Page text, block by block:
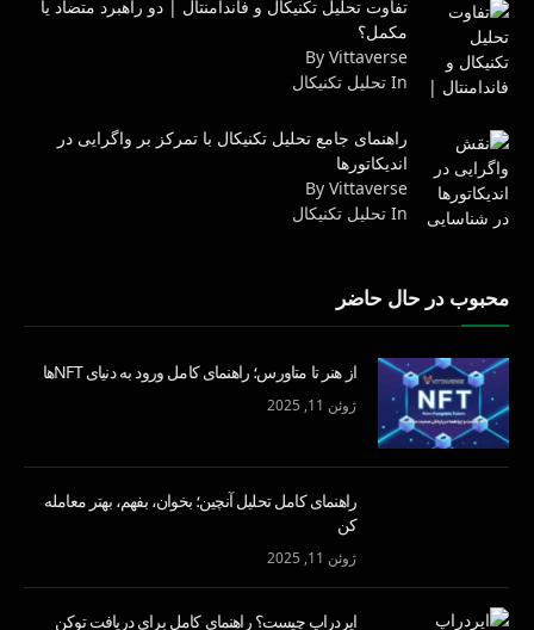
تفاوت تحلیل تکنیکال و فاندامنتال | دو راهبرد متضاد یا
مکمل؟
By Vittaverse
In تحليل تكنيكال
راهنمای جامع تحلیل تکنیکال با تمرکز بر واگرایی در
اندیکاتورها
By Vittaverse
In تحليل تكنيكال
محبوب در حال حاضر
از هنر تا متاورس؛ راهنمای کامل ورود به دنیای NFTها
ژوئن 11, 2025
راهنمای کامل تحلیل آنچین؛ بخوان، بفهم، بهتر معامله
کن
ژوئن 11, 2025
ایردراپ چیست؟ راهنمای کامل برای دریافت توکن